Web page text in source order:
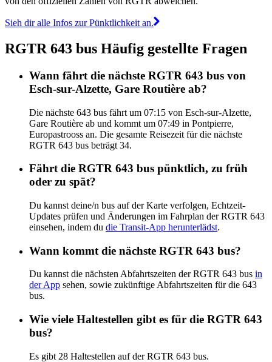
Sieh dir alle Infos zur Pünktlichkeit an.
RGTR 643 bus Häufig gestellte Fragen
Wann fährt die nächste RGTR 643 bus von
Esch-sur-Alzette, Gare Routière ab?
Die nächste 643 bus fährt um 07:15 von Esch-sur-Alzette,
Gare Routière ab und kommt um 07:49 in Pontpierre,
Europastrooss an. Die gesamte Reisezeit für die nächste
RGTR 643 bus beträgt 34.
Fährt die RGTR 643 bus pünktlich, zu früh
oder zu spät?
Du kannst deine/n bus auf der Karte verfolgen, Echtzeit-
Updates prüfen und Änderungen im Fahrplan der RGTR 643
einsehen, indem du die Transit-App herunterlädst.
Wann kommt die nächste RGTR 643 bus?
Du kannst die nächsten Abfahrtszeiten der RGTR 643 bus in
der App sehen, sowie zukünftige Abfahrtszeiten für die 643
bus.
Wie viele Haltestellen gibt es für die RGTR 643
bus?
Es gibt 28 Haltestellen auf der RGTR 643 bus.